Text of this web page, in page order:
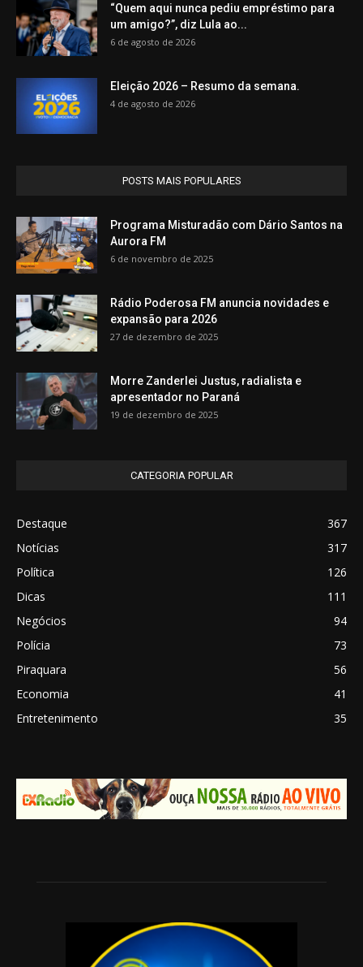
“Quem aqui nunca pediu empréstimo para
um amigo?”, diz Lula ao...
6 de agosto de 2026
Eleição 2026 – Resumo da semana.
4 de agosto de 2026
POSTS MAIS POPULARES
Programa Misturadão com Dário Santos na
Aurora FM
6 de novembro de 2025
Rádio Poderosa FM anuncia novidades e
expansão para 2026
27 de dezembro de 2025
Morre Zanderlei Justus, radialista e
apresentador no Paraná
19 de dezembro de 2025
CATEGORIA POPULAR
Destaque
367
Notícias
317
Política
126
Dicas
111
Negócios
94
Polícia
73
Piraquara
56
Economia
41
Entretenimento
35